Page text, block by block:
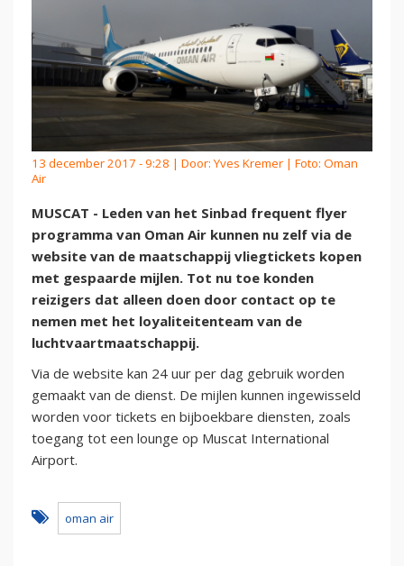
13 december 2017 - 9:28 | Door:Yves Kremer | Foto: Oman
Air
MUSCAT - Leden van het Sinbad frequent flyer
programma van Oman Air kunnen nu zelf via de
website van de maatschappij vliegtickets kopen
met gespaarde mijlen. Tot nu toe konden
reizigers dat alleen doen door contact op te
nemen met het loyaliteitenteam van de
luchtvaartmaatschappij.
Via de website kan 24 uur per dag gebruik worden
gemaakt van de dienst. De mijlen kunnen ingewisseld
worden voor tickets en bijboekbare diensten, zoals
toegang tot een lounge op Muscat International
Airport.
oman air